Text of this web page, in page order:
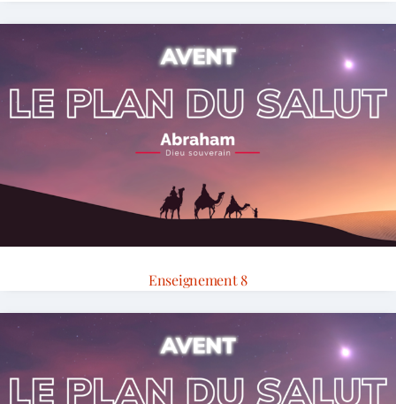
Enseignement 8